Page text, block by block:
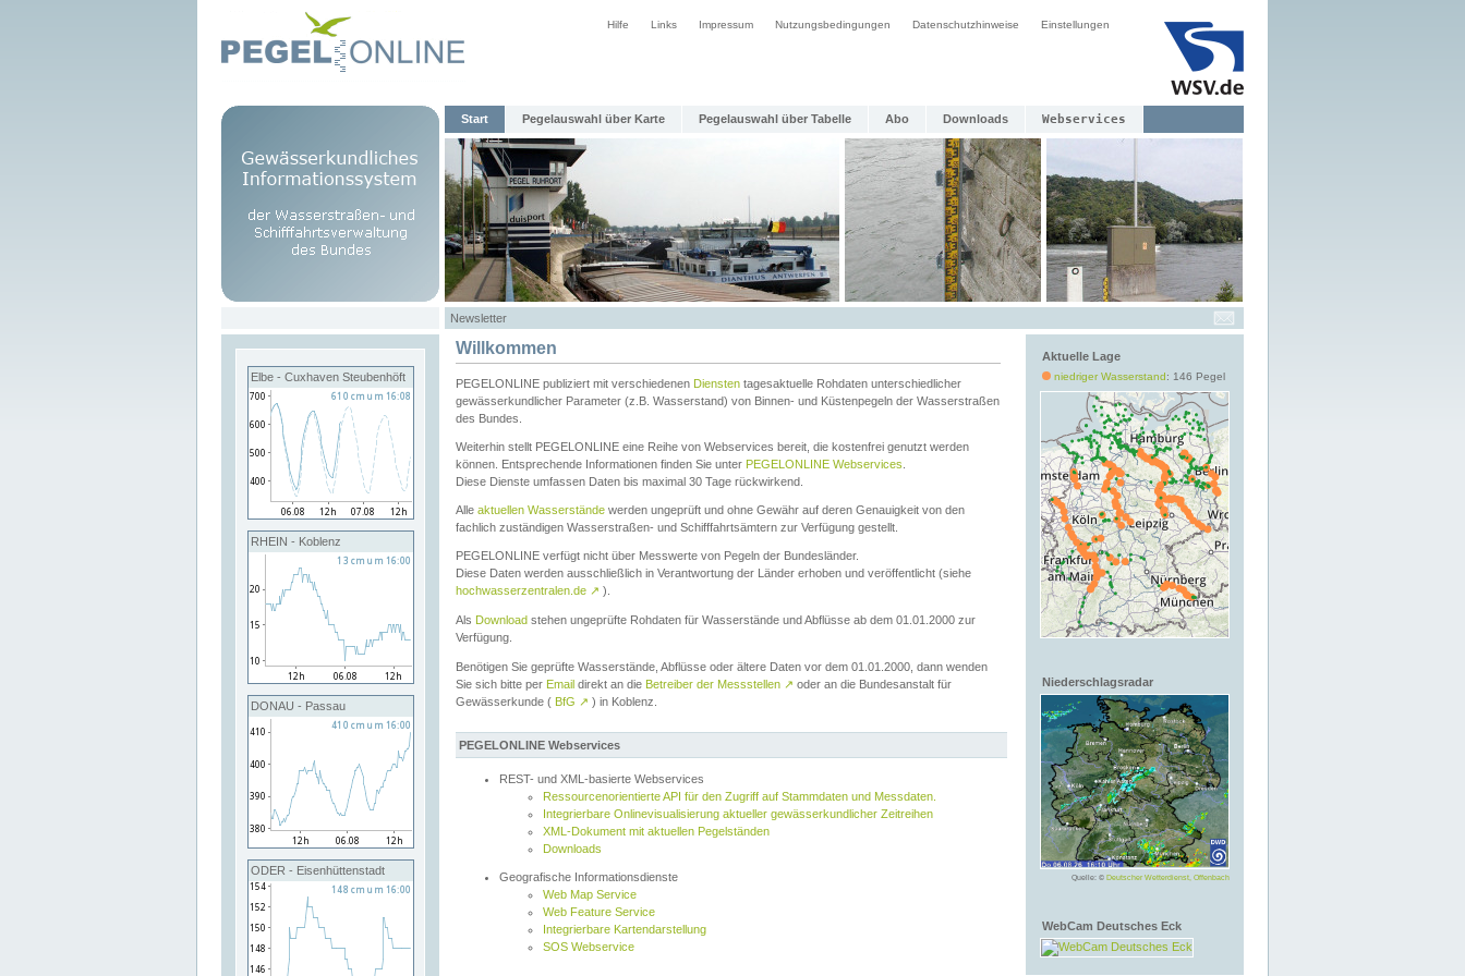
Hilfe Links Impressum Nutzungsbedingungen Datenschutzhinweise Einstellungen
Start Pegelauswahl über Karte Pegelauswahl über Tabelle Abo Downloads Webservices
Newsletter
Elbe - Cuxhaven Steubenhöft
RHEIN - Koblenz
DONAU - Passau
ODER - Eisenhüttenstadt
Aktuelle Lage
niedriger Wasserstand: 146 Pegel
Niederschlagsradar
Quelle: © Deutscher Wetterdienst, Offenbach
WebCam Deutsches Eck
Willkommen
PEGELONLINE publiziert mit verschiedenen Diensten tagesaktuelle Rohdaten unterschiedlicher
gewässerkundlicher Parameter (z.B. Wasserstand) von Binnen- und Küstenpegeln der Wasserstraßen
des Bundes.
Weiterhin stellt PEGELONLINE eine Reihe von Webservices bereit, die kostenfrei genutzt werden
können. Entsprechende Informationen finden Sie unter PEGELONLINE Webservices
Diese Dienste umfassen Daten bis maximal 30 Tage rückwirkend.
Alle aktuellen Wasserstände werden ungeprüft und ohne Gewähr auf deren Genauigkeit von den
fachlich zuständigen Wasserstraßen- und Schifffahrtsämtern zur Verfügung gestellt.
PEGELONLINE verfügt nicht über Messwerte von Pegeln der Bundesländer.
Diese Daten werden ausschließlich in Verantwortung der Länder erhoben und veröffentlicht (siehe
hochwasserzentralen.de ↗ ).
Als Download stehen ungeprüfte Rohdaten für Wasserstände und Abflüsse ab dem 01.01.2000 zur
Verfügung.
Benötigen Sie geprüfte Wasserstände, Abflüsse oder ältere Daten vor dem 01.01.2000, dann wenden
Sie sich bitte per Email direkt an die Betreiber der Messstellen ↗ oder an die Bundesanstalt für
Gewässerkunde ( BfG ↗ ) in Koblenz.
PEGELONLINE Webservices
REST- und XML-basierte Webservices
Ressourcenorientierte API für den Zugriff auf Stammdaten und Messdaten.
Integrierbare Onlinevisualisierung aktueller gewässerkundlicher Zeitreihen
XML-Dokument mit aktuellen Pegelständen
Downloads
Geografische Informationsdienste
Web Map Service
Web Feature Service
Integrierbare Kartendarstellung
SOS Webservice